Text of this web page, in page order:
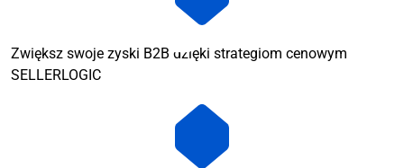
Zwiększ swoje zyski B2B dzięki strategiom cenowym
SELLERLOGIC